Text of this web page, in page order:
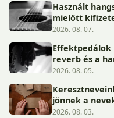
Használt
mielőtt
2026. 08. 07.
Effektpedálok
reverb és a
2026. 08. 05.
jönnek a
2026. 08. 03.